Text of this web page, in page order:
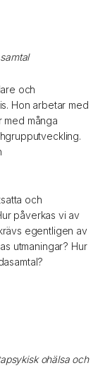
och
Hon arbetar med
många
och
påverkas vi av
egentligen av
utmaningar? Hur
ohälsa och